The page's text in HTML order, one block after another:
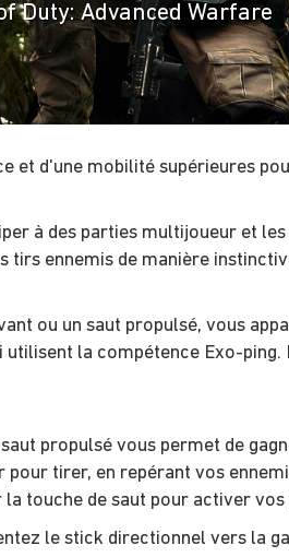
Duty: Advanced Warfare
et d'une mobilité supérieures
à des parties multijoueur et
tirs ennemis de manière
ou un saut propulsé, vous
la compétence Exo-
propulsé vous permet de
tirer, en repérant vos
touche de saut pour activer
le stick directionnel vers la